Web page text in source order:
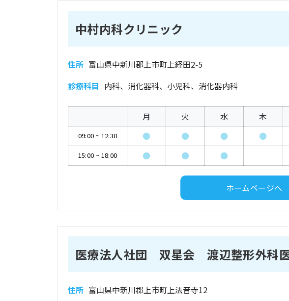
中村内科クリニック
住所 富山県中新川郡上市町上経田2-5
診療科目 内科、消化器科、小児科、消化器内科
月 火 水 木
09:00 ~ 12:30 ● ● ● ●
15:00 ~ 18:00 ● ● ●
ホームページへ
医療法人社団 双星会 渡辺整形外科
住所 富山県中新川郡上市町上法音寺12